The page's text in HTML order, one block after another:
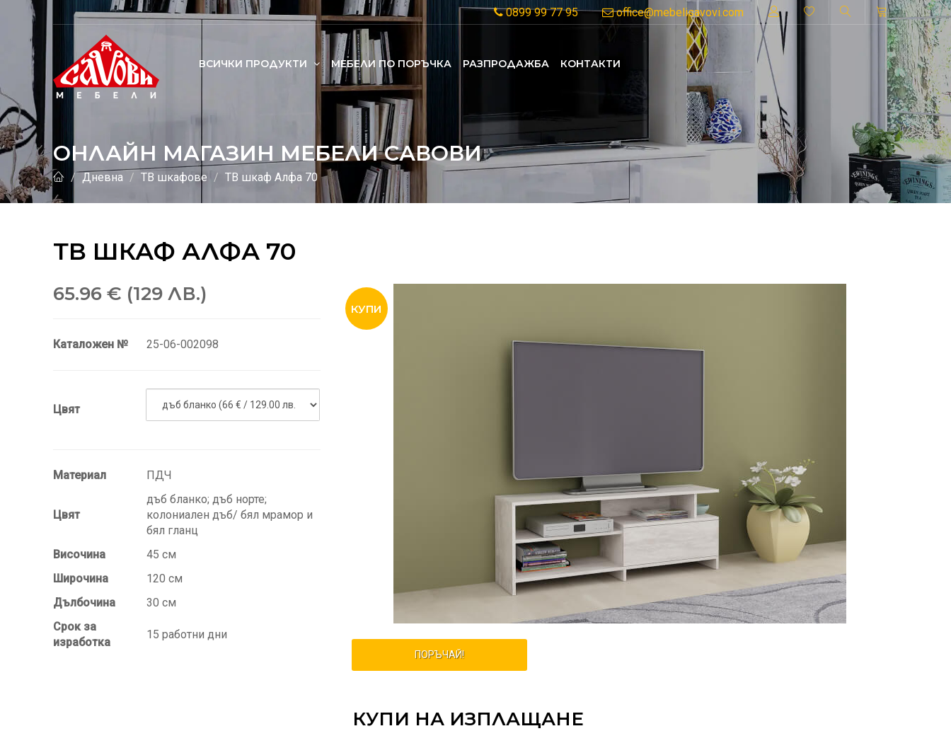
0899 99 77 95 office@mebelisavovi.com
ВСИЧКИ ПРОДУКТИ MЕБЕЛИ ПО ПОРЪЧКА РАЗПРОДАЖБА КОНТАКТИ
ОНЛАЙН МАГАЗИН МЕБЕЛИ САВОВИ
Дневна ТВ шкафове ТВ шкаф Алфа 70
ТВ ШКАФ АЛФА 70
65.96 € (129 ЛВ.)
Каталожен № 25-06-002098
Цвят
Материал ПДЧ
Цвят
дъб бланко; дъб норте;
колониален дъб/ бял мрамор и
бял гланц
Височина
45 см
Широчина
120 см
Дълбочина
30 см
Срок за
изработка
15 работни дни
ПОРЪЧАЙ!
КУПИ НА ИЗПЛАЩАНЕ